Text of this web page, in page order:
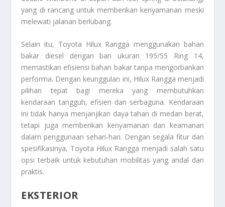
yang di rancang untuk memberikan kenyamanan meski
melewati jalanan berlubang.
Selain itu, Toyota Hilux Rangga menggunakan bahan
bakar diesel dengan ban ukuran 195/55 Ring 14,
memastikan efisiensi bahan bakar tanpa mengorbankan
performa. Dengan keunggulan ini, Hilux Rangga menjadi
pilihan tepat bagi mereka yang membutuhkan
kendaraan tangguh, efisien dan serbaguna. Kendaraan
ini tidak hanya menjanjikan daya tahan di medan berat,
tetapi juga memberikan kenyamanan dan keamanan
dalam penggunaan sehari-hari. Dengan segala fitur dan
spesifikasinya, Toyota Hilux Rangga menjadi salah satu
opsi terbaik untuk kebutuhan mobilitas yang andal dan
praktis.
EKSTERIOR